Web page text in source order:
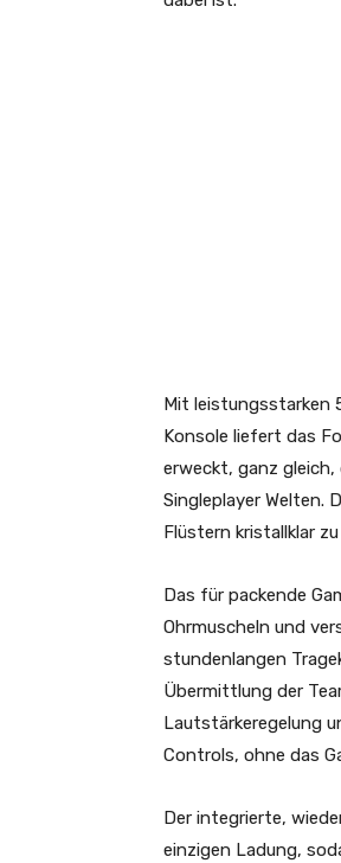
Mit leistungsstarken
Konsole liefert das
erweckt, ganz
Singleplayer Welten.
Flüstern kristallklar
Das für packende
Ohrmuscheln und
stundenlangen
Übermittlung der
Lautstärkeregelung
Controls, ohne das
Der integrierte,
einzigen Ladung,